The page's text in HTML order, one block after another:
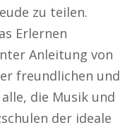
zu teilen.
Erlernen
Anleitung von
freundlichen und
die Musik und
der ideale